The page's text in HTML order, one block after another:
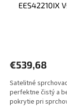
EES42210IX
€539,68
Satelitné
perfektne čistý a
pokrytie pri